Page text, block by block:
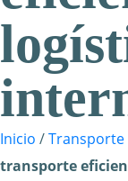
Inicio /
transporte